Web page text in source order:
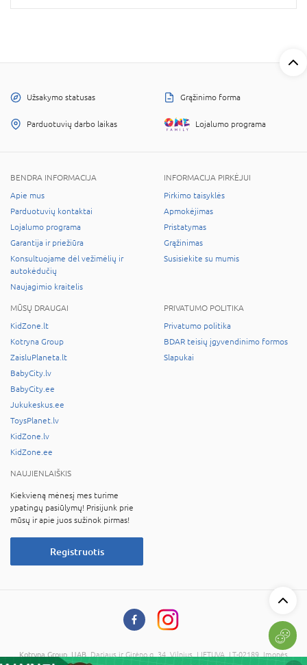
Užsakymo statusas Grąžinimo forma
Parduotuvių darbo laikas Lojalumo programa
BENDRA INFORMACIJA
Apie mus
Parduotuvių kontaktai
Lojalumo programa
Garantija ir priežiūra
Konsultuojame dėl vežimėlių ir
autokėdučių
Naujagimio kraitelis
INFORMACIJA PIRKĖJUI
Pirkimo taisyklės
Apmokėjimas
Pristatymas
Grąžinimas
Susisiekite su mumis
MŪSŲ DRAUGAI
KidZone.lt
Kotryna Group
ZaisluPlaneta.lt
BabyCity.lv
BabyCity.ee
Jukukeskus.ee
ToysPlanet.lv
KidZone.lv
KidZone.ee
PRIVATUMO POLITIKA
Privatumo politika
BDAR teisių įgyvendinimo formos
Slapukai
NAUJIENLAIŠKIS
Kiekvieną mėnesį mes turime
ypatingų pasiūlymų! Prisijunk prie
mūsų ir apie juos sužinok pirmas!
Registruotis
Kotryna Group, UAB , Dariaus ir Girėno g. 34, Vilnius, LIETUVA, LT-02189, Įmonės